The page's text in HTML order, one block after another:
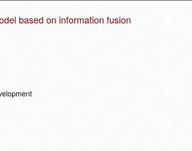
based on information fusion